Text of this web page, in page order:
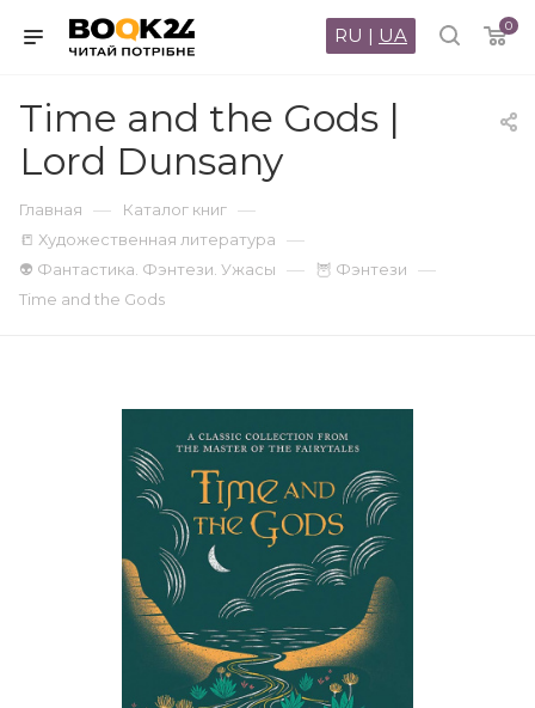
0
RU | UA
Time and the Gods |
Lord Dunsany
Главная — Каталог книг —
📒 Художественная литература —
👽 Фантастика. Фэнтези. Ужасы — 🦉 Фэнтези —
Time and the Gods